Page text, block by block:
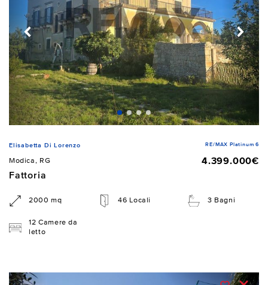
Elisabetta Di Lorenzo RE/MAX Platinum 6
Modica, RG
4.399.000€
Fattoria
2000 mq 46 Locali 3 Bagni
12 Camere da
letto